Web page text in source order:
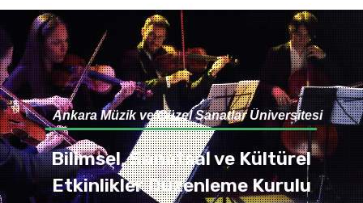
Bilimsel, Sanatsal ve Kültürel
Etkinlikler Düzenleme Kurulu
Ankara Müzik ve Güzel Sanatlar Üniversitesi